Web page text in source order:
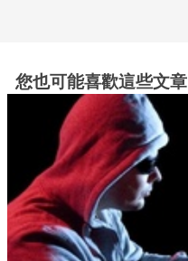
您也可能喜歡這些文章